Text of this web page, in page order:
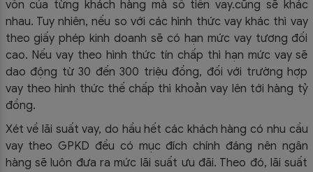
vốn của từng khách hàng mà số tiền vay.cũng sẽ khác
nhau. Tuy nhiên, nếu so với các hình thức vay khác thì vay
theo giấy phép kinh doanh sẽ có hạn mức vay tương đối
cao. Nếu vay theo hình thức tín chấp thì hạn mức vay sẽ
dao động từ 30 đến 300 triệu đồng, đối với trường hợp
vay theo hình thức thế chấp thì khoản vay lên tới hàng tỷ
đồng.
Xét về lãi suất vay, do hầu hết các khách hàng có nhu cầu
vay theo GPKD đều có mục đích chính đáng nên ngân
hàng sẽ luôn đưa ra mức lãi suất ưu đãi. Theo đó, lãi suất